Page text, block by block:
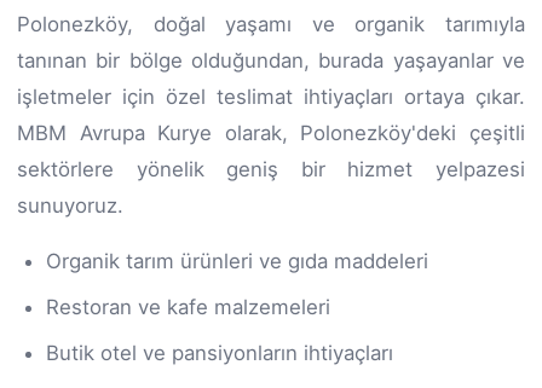
Polonezköy, doğal yaşamı ve organik tarımıyla
tanınan bir bölge olduğundan, burada yaşayanlar ve
işletmeler için özel teslimat ihtiyaçları ortaya çıkar.
MBM Avrupa Kurye olarak, Polonezköy'deki çeşitli
sektörlere yönelik geniş bir hizmet yelpazesi
sunuyoruz.
Organik tarım ürünleri ve gıda maddeleri
Restoran ve kafe malzemeleri
Butik otel ve pansiyonların ihtiyaçları